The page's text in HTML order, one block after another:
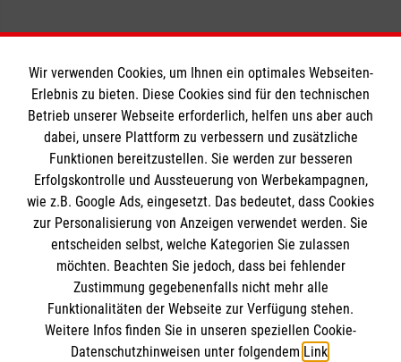
Informationen
Impressum
Datenschutz
Kontakt
Barrierefreiheit
Die Malteser
Malteser in Deutschland
Malteserorden
Sharepoint
Spendenkonto
Wir verwenden Cookies, um Ihnen ein optimales Webseiten-
Erlebnis zu bieten. Diese Cookies sind für den technischen
Betrieb unserer Webseite erforderlich, helfen uns aber auch
dabei, unsere Plattform zu verbessern und zusätzliche
Funktionen bereitzustellen. Sie werden zur besseren
Erfolgskontrolle und Aussteuerung von Werbekampagnen,
wie z.B. Google Ads, eingesetzt. Das bedeutet, dass Cookies
zur Personalisierung von Anzeigen verwendet werden. Sie
entscheiden selbst, welche Kategorien Sie zulassen
möchten. Beachten Sie jedoch, dass bei fehlender
Zustimmung gegebenenfalls nicht mehr alle
Funktionalitäten der Webseite zur Verfügung stehen.
Weitere Infos finden Sie in unseren speziellen Cookie-
Datenschutzhinweisen unter folgendem Link.